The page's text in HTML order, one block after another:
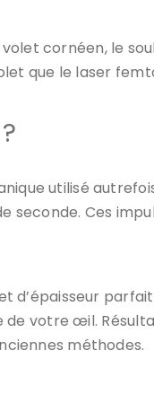
cornéen, le
que le laser
utilisé
seconde. Ces
d’épaisseur
votre œil.
méthodes.